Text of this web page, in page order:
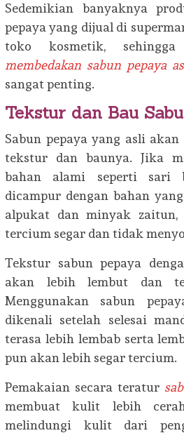
Sedemikian banyaknya
pepaya yang dijual di
toko kosmetik,
membedakan sabun pepaya
sangat penting.
Tekstur dan Bau
Sabun pepaya yang asli
tekstur dan baunya. Jika
bahan alami seperti sari
dicampur dengan bahan
alpukat dan minyak zaitun,
tercium segar dan tidak
Tekstur sabun pepaya
akan lebih lembut dan
Menggunakan sabun
dikenali setelah selesai
terasa lebih lembab serta
pun akan lebih segar tercium.
Pemakaian secara teratur
membuat kulit lebih
melindungi kulit dari